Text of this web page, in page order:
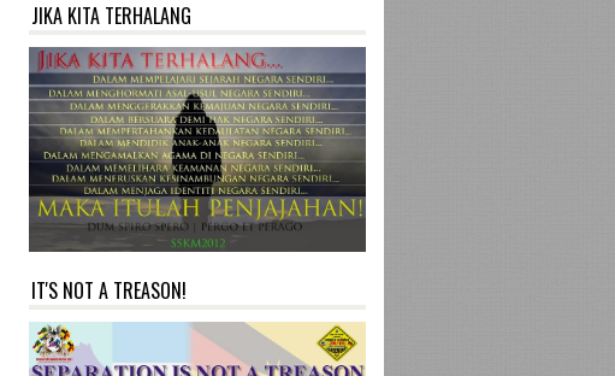
JIKA KITA TERHALANG
IT'S NOT A TREASON!